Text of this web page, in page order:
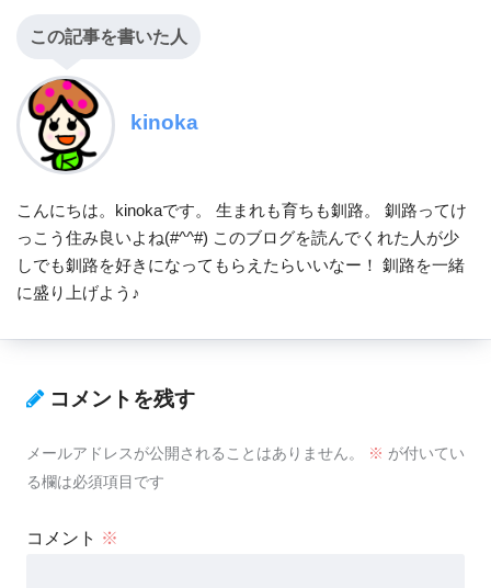
この記事を書いた人
kinoka
こんにちは。kinokaです。 生まれも育ちも釧路。 釧路ってけ
っこう住み良いよね(#^^#) このブログを読んでくれた人が少
しでも釧路を好きになってもらえたらいいなー！ 釧路を一緒
に盛り上げよう♪
コメントを残す
メールアドレスが公開されることはありません。 ※ が付いてい
る欄は必須項目です
コメント ※